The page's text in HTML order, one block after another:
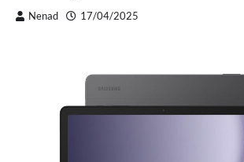
Nenad 17/04/2025